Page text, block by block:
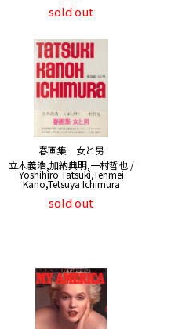
sold out
春画集 女と男
立木義浩,加納典明,一村哲也 /
Yoshihiro Tatsuki,Tenmei
Kano,Tetsuya Ichimura
sold out